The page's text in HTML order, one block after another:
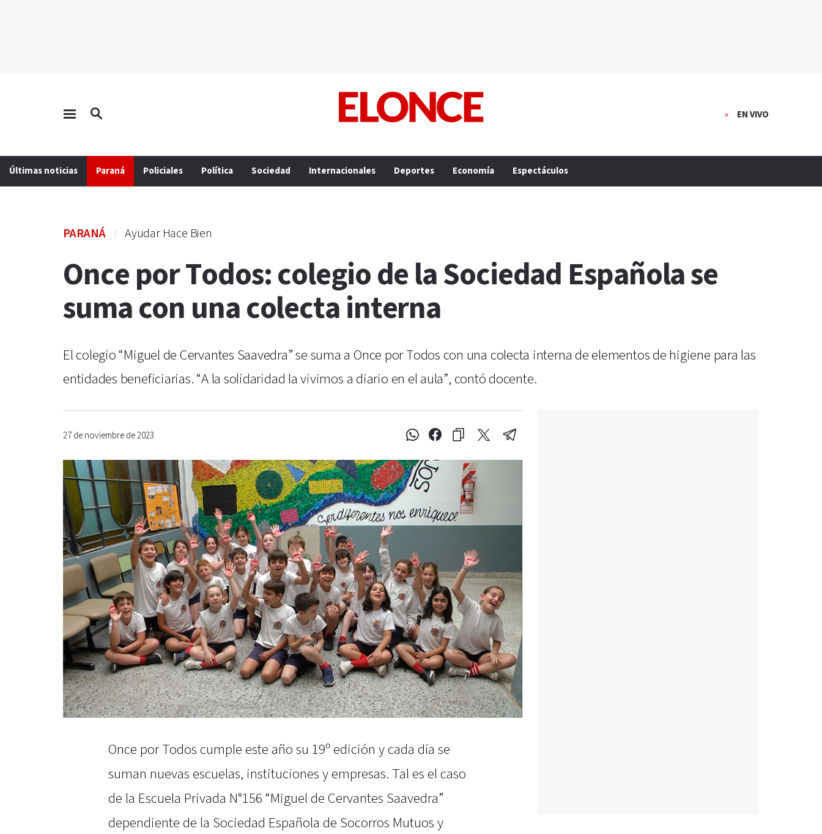
EN VIVO
Últimas noticias Paraná Policiales Política Sociedad Internacionales Deportes Economía Espectáculos
PARANÁ Ayudar Hace Bien
Once por Todos: colegio de la Sociedad Española se
suma con una colecta interna
El colegio “Miguel de Cervantes Saavedra” se suma a Once por Todos con una colecta interna de elementos de higiene para las
entidades beneficiarias. “A la solidaridad la vivimos a diario en el aula”, contó docente.
27 de noviembre de 2023
Once por Todos cumple este año su 19º edición y cada día se
suman nuevas escuelas, instituciones y empresas. Tal es el caso
de la Escuela Privada N°156 “Miguel de Cervantes Saavedra”
dependiente de la Sociedad Española de Socorros Mutuos y